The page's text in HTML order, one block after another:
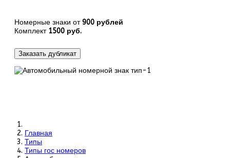
Номерные знаки от900 рублей
Комплект 1500 руб.
Заказать дубликат
Главная
Типы
Типы гос номеров